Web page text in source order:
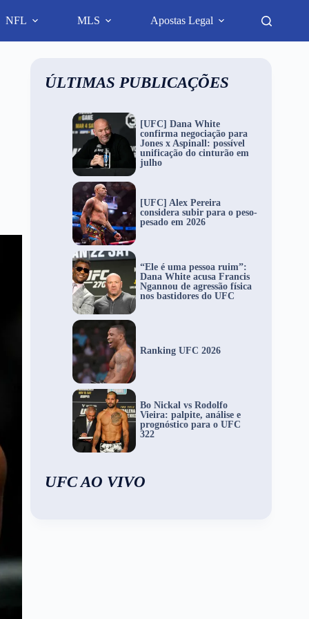
NFL MLS Apostas Legal
ÚLTIMAS PUBLICAÇÕES
[UFC] Dana White
confirma negociação para
Jones x Aspinall: possível
unificação do cinturão em
julho
[UFC] Alex Pereira
considera subir para o peso-
pesado em 2026
“Ele é uma pessoa ruim”:
Dana White acusa Francis
Ngannou de agressão física
nos bastidores do UFC
Ranking UFC 2026
Bo Nickal vs Rodolfo
Vieira: palpite, análise e
prognóstico para o UFC
322
UFC AO VIVO